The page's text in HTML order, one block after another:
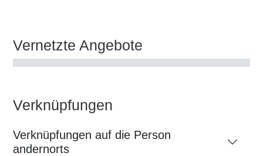
Vernetzte Angebote
Verknüpfungen
Verknüpfungen auf die Person
andernorts